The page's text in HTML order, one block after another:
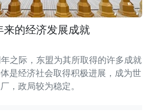
来的经济发展成就
之际，东盟为其所取得的许多成就
是经济社会取得积极进展，成为世
，政局较为稳定。